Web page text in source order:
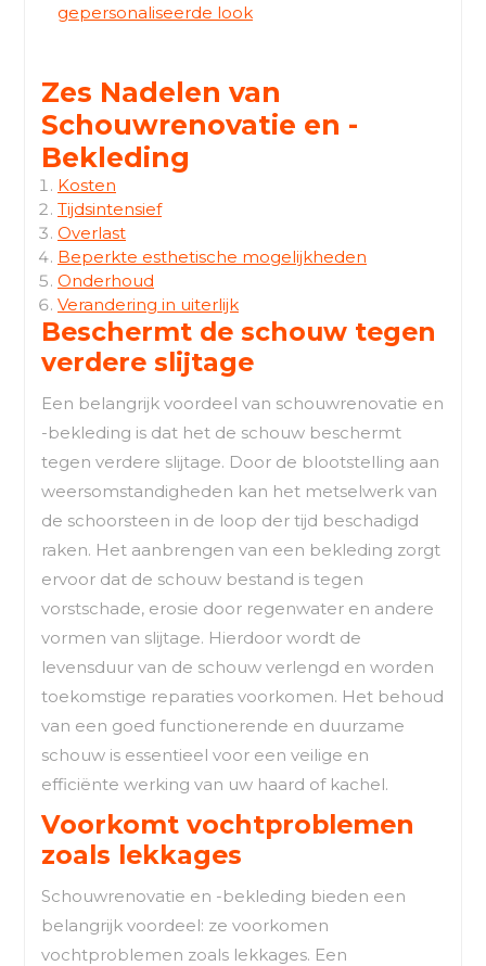
gepersonaliseerde look
Zes Nadelen van
Schouwrenovatie en -
Bekleding
Kosten
Tijdsintensief
Overlast
Beperkte esthetische mogelijkheden
Onderhoud
Verandering in uiterlijk
Beschermt de schouw tegen
verdere slijtage
Een belangrijk voordeel van schouwrenovatie en
-bekleding is dat het de schouw beschermt
tegen verdere slijtage. Door de blootstelling aan
weersomstandigheden kan het metselwerk van
de schoorsteen in de loop der tijd beschadigd
raken. Het aanbrengen van een bekleding zorgt
ervoor dat de schouw bestand is tegen
vorstschade, erosie door regenwater en andere
vormen van slijtage. Hierdoor wordt de
levensduur van de schouw verlengd en worden
toekomstige reparaties voorkomen. Het behoud
van een goed functionerende en duurzame
schouw is essentieel voor een veilige en
efficiënte werking van uw haard of kachel.
Voorkomt vochtproblemen
zoals lekkages
Schouwrenovatie en -bekleding bieden een
belangrijk voordeel: ze voorkomen
vochtproblemen zoals lekkages. Een